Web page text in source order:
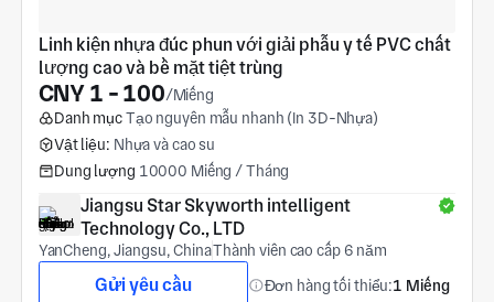
Linh kiện nhựa đúc phun với giải phẫu y tế PVC chất
lượng cao và bề mặt tiệt trùng
CNY 1 - 100/Miếng
Danh mụcTạo nguyên mẫu nhanh (In 3D-Nhựa)
Vật liệu: Nhựa và cao su
Dung lượng 10000 Miếng / Tháng
Jiangsu Star Skyworth intelligent
Technology Co., LTD
YanCheng, Jiangsu, ChinaThành viên cao cấp 6 năm
Gửi yêu cầu Đơn hàng tối thiểu:1 Miếng